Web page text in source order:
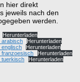
hier direkt
jeweils nach den
werden.
Herunterladen
Herunterladen
Herunterladen
Herunterladen
Herunterladen